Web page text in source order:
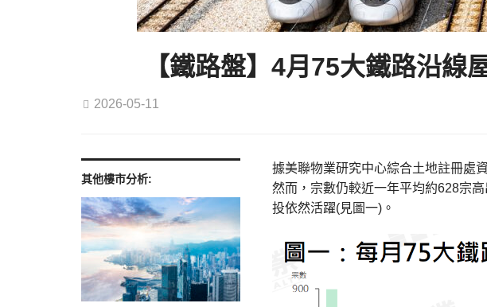
【鐵路盤】4月75大鐵路沿線
2026-05-11
其他樓市分析:
據美聯物業研究中心綜合土地註冊處
然而，宗數仍較近一年平均約628宗
投依然活躍(見圖一)。